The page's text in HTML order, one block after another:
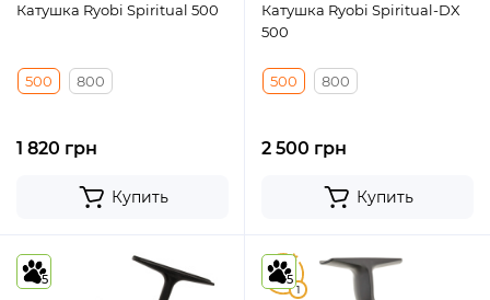
Катушка Ryobi Spiritual 500
500 800
1 820 грн
Купить
Катушка Ryobi Spiritual-DX
500
500 800
2 500 грн
Купить
5 5
1
5